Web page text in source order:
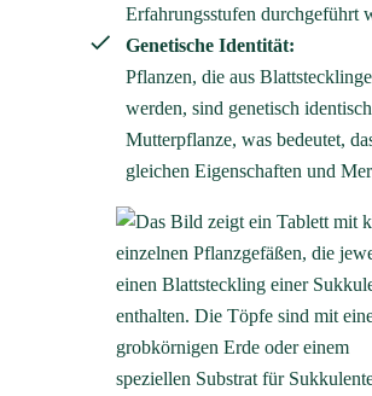
Erfahrungsstufen durchgeführt
Genetische Identität:
Pflanzen, die aus
werden, sind genetisch
Mutterpflanze, was bedeutet,
gleichen Eigenschaften und